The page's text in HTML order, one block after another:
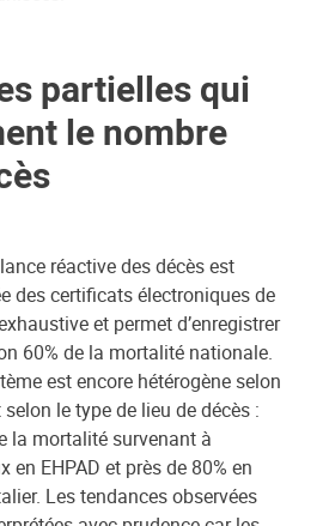
partielles qui
le nombre
réactive des décès est
des certificats électroniques de
et permet d’enregistrer
60% de la mortalité nationale.
est encore hétérogène selon
le type de lieu de décès :
la mortalité survenant à
en EHPAD et près de 80% en
Les tendances observées